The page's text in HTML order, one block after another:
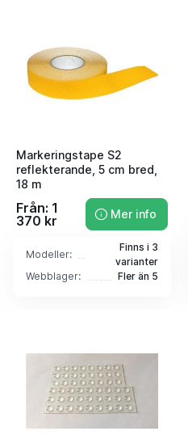
Markeringstape S2
reflekterande, 5 cm bred,
18 m
Från: 1
370 kr
Mer info
Modeller:
Finns i 3
varianter
Webblager:
Fler än 5